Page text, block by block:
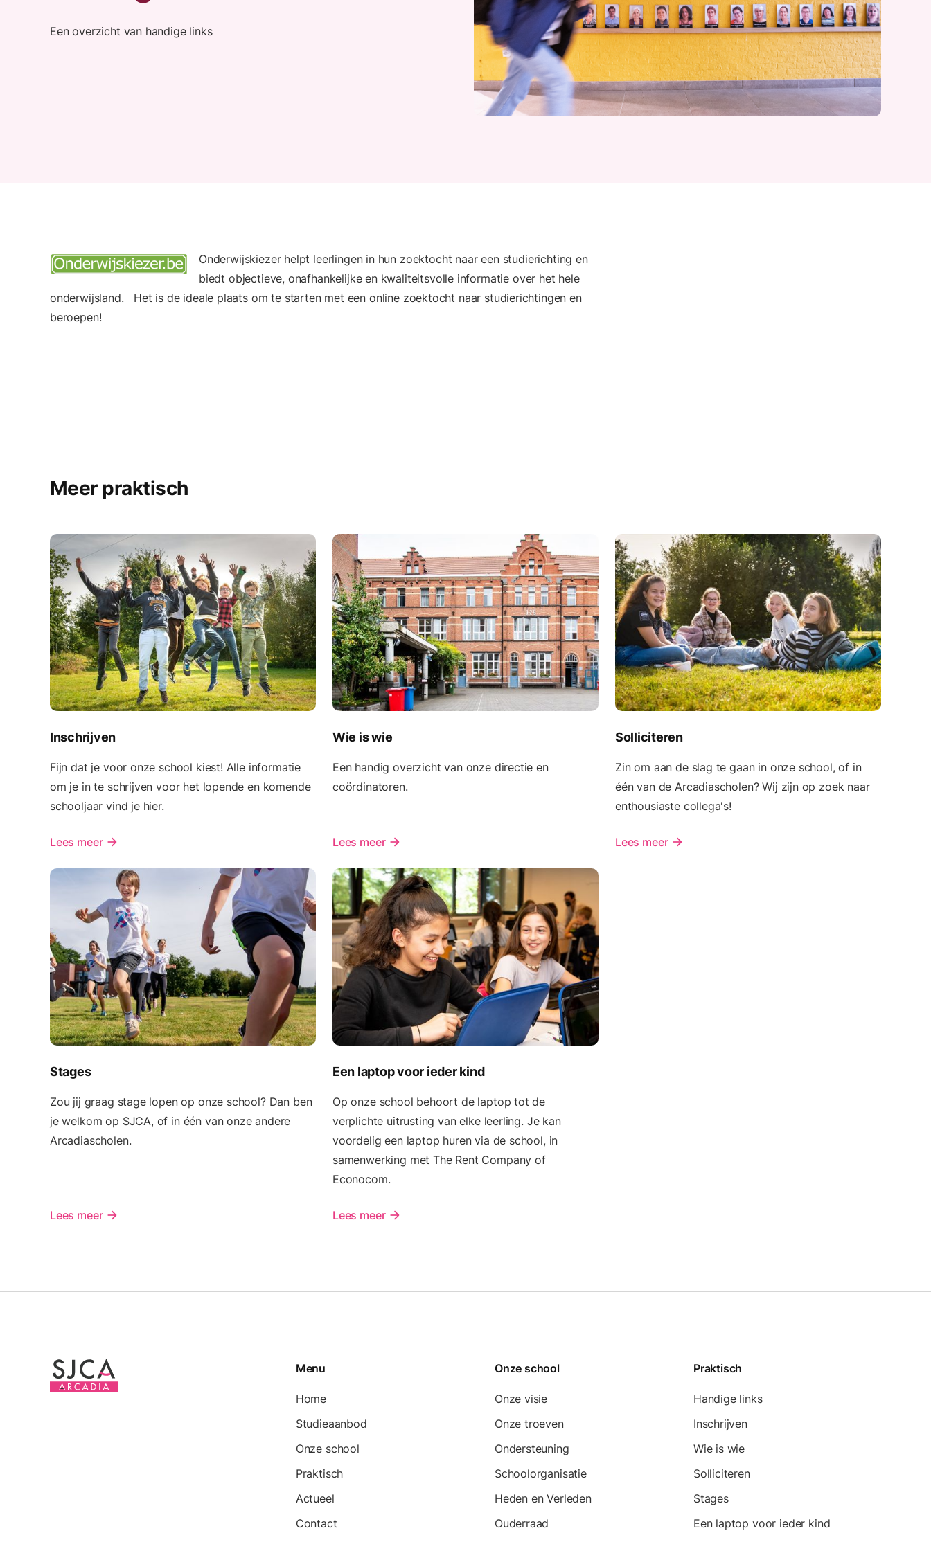
Een overzicht van handige links
Onderwijskiezer helpt leerlingen in hun zoektocht naar een studierichting en
biedt objectieve, onafhankelijke en kwaliteitsvolle informatie over het hele
onderwijsland. Het is de ideale plaats om te starten met een online zoektocht naar studierichtingen en
beroepen!
Meer praktisch
Inschrijven
Fijn dat je voor onze school kiest! Alle informatie
om je in te schrijven voor het lopende en komende
schooljaar vind je hier.
Lees meer arrow_forward
Wie is wie
Een handig overzicht van onze directie en
coördinatoren.
Lees meer arrow_forward
Solliciteren
Zin om aan de slag te gaan in onze school, of in
één van de Arcadiascholen? Wij zijn op zoek naar
enthousiaste collega's!
Lees meer arrow_forward
Stages
Zou jij graag stage lopen op onze school? Dan ben
je welkom op SJCA, of in één van onze andere
Arcadiascholen.
Lees meer arrow_forward
Een laptop voor ieder kind
Op onze school behoort de laptop tot de
verplichte uitrusting van elke leerling. Je kan
voordelig een laptop huren via de school, in
samenwerking met The Rent Company of
Econocom.
Lees meer arrow_forward
Menu
Home
Studieaanbod
Onze school
Praktisch
Actueel
Contact
Onze school
Onze visie
Onze troeven
Ondersteuning
Schoolorganisatie
Heden en Verleden
Ouderraad
Praktisch
Handige links
Inschrijven
Wie is wie
Solliciteren
Stages
Een laptop voor ieder kind